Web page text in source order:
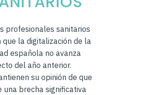
profesionales sanitarios
que la digitalización de la
española no avanza
del año anterior.
su opinión de que
una brecha significativa